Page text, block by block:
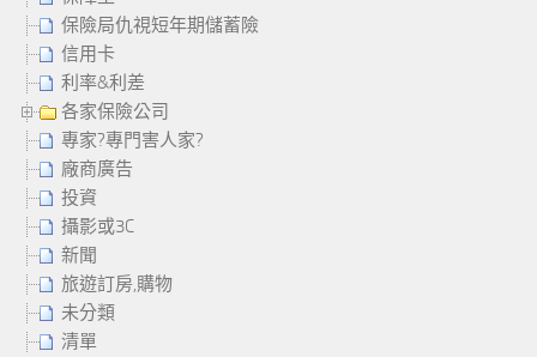
保險局仇視短年期儲蓄險
信用卡
利率&利差
各家保險公司
專家?專門害人家?
廠商廣告
投資
攝影或3C
新聞
旅遊訂房,購物
未分類
清單